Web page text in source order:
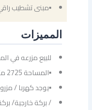
▪مبنى تشطيب
المميزات
للبيع مزرعه في
▪المساحة 2725 متر
▪يوجد كهربا /
/ بركة خارجية/